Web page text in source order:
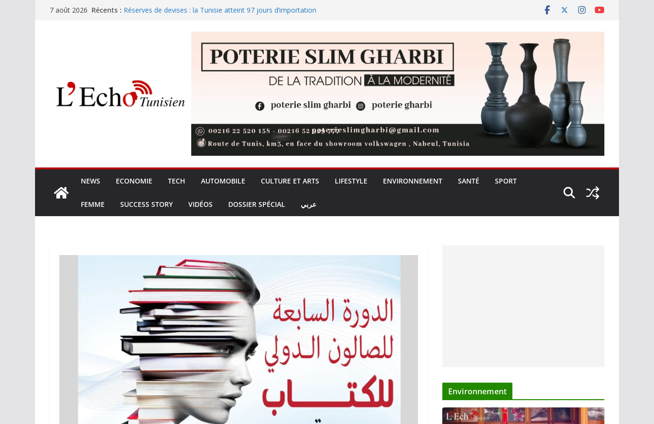
Passer7 août 2026 Récents : Réserves de devises : la Tunisie atteint 97 jours d’importation
Mouled: la Cité des sciences publie ses calculs astronomiques
Mondiaux U20 : Mohamed Ali El Hamdi rejoint la finale du
3000m steeple
Le Tunindex sous les 20 120 points, les investisseurs restent
en retrait
NEWS ECONOMIE TECH AUTOMOBILE CULTURE ET ARTS LIFESTYLE ENVIRONNEMENT SANTÉ SPORT
FEMME SUCCESS STORY VIDÉOS DOSSIER SPÉCIAL عربي
Environnement